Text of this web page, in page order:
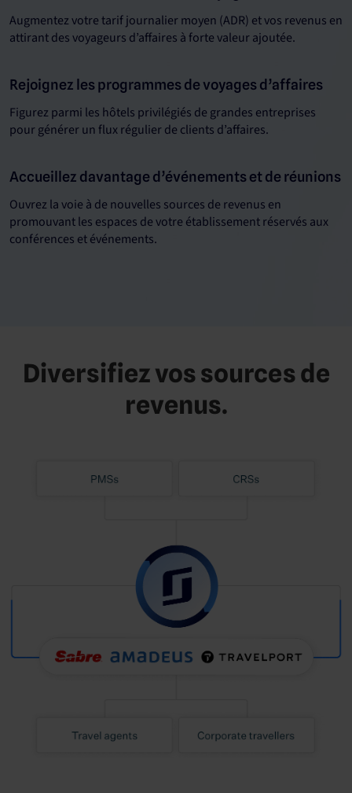
Augmentez votre tarif journalier moyen (ADR) et vos revenus en
attirant des voyageurs d’affaires à forte valeur ajoutée.
Rejoignez les programmes de voyages d’affaires
Figurez parmi les hôtels privilégiés de grandes entreprises
pour générer un flux régulier de clients d’affaires.
Accueillez davantage d’événements et de réunions
Ouvrez la voie à de nouvelles sources de revenus en
promouvant les espaces de votre établissement réservés aux
conférences et événements.
Diversifiez vos sources de
revenus.